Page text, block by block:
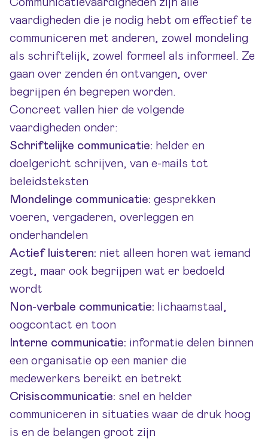
Communicatievaardigheden zijn alle
vaardigheden die je nodig hebt om effectief te
communiceren met anderen, zowel mondeling
als schriftelijk, zowel formeel als informeel. Ze
gaan over zenden én ontvangen, over
begrijpen én begrepen worden.
Concreet vallen hier de volgende
vaardigheden onder:
Schriftelijke communicatie: helder en
doelgericht schrijven, van e-mails tot
beleidsteksten
Mondelinge communicatie: gesprekken
voeren, vergaderen, overleggen en
onderhandelen
Actief luisteren: niet alleen horen wat iemand
zegt, maar ook begrijpen wat er bedoeld
wordt
Non-verbale communicatie: lichaamstaal,
oogcontact en toon
Interne communicatie: informatie delen binnen
een organisatie op een manier die
medewerkers bereikt en betrekt
Crisiscommunicatie: snel en helder
communiceren in situaties waar de druk hoog
is en de belangen groot zijn